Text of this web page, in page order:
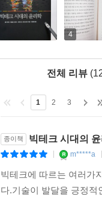
동안 유튜브를 시청하
나, 선정적인 내용이
게 무슨 일이 벌어지고
1부 [기술자들의 시대]
근원을 설명하고, 2
리즘, 자율주행차, 안
기 위해 우리가 할 수 있
털 대전환의 시대에 기
4
전체 리뷰
1 2 3
종이책 빅테크 시대의
m*****a
빅테크에 따르는 여러가
다.기술이 발달을 긍정